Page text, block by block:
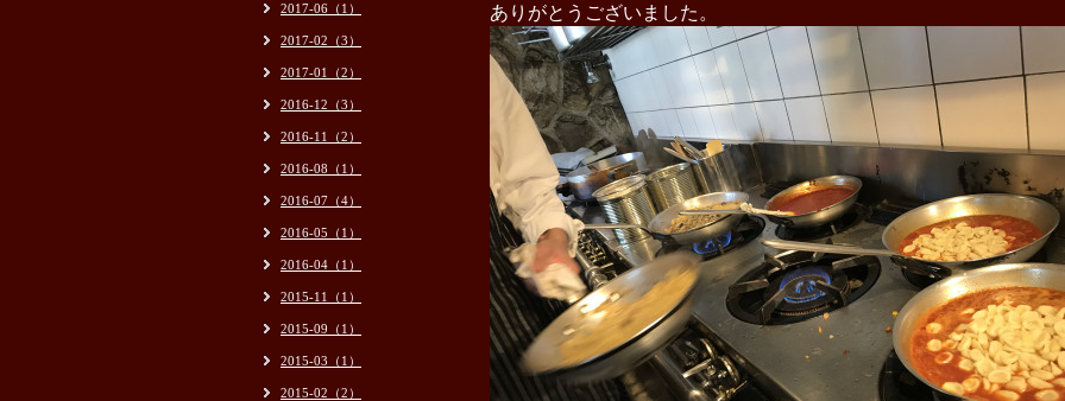
ありがとうございました。
2017-06（1）
2017-02（3）
2017-01（2）
2016-12（3）
2016-11（2）
2016-08（1）
2016-07（4）
2016-05（1）
2016-04（1）
2015-11（1）
2015-09（1）
2015-03（1）
2015-02（2）